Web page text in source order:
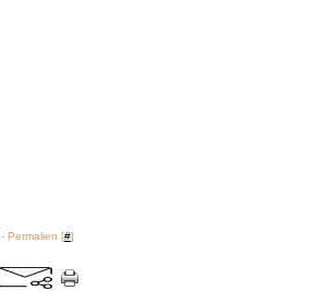
- Permalien [#]